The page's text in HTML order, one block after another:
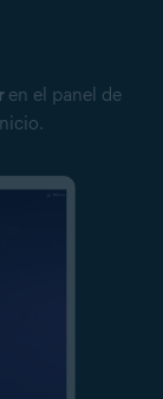
en el panel de